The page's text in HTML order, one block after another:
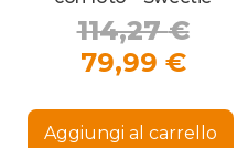
114,27€Il
era:
79,99 €Il
Aggiungi al carrello